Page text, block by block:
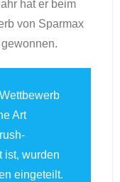
hat er beim
von Sparmax
Art
ist, wurden
eingeteilt.